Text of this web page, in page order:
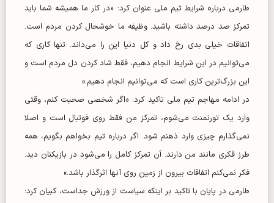
طارمی درباره شرایط تیم ملی عنوان کرد: «در کار ما همیشه شما باید
تمرکز صد درصد داشته باشید. وظیفه ما خوشحال کردن مردم است.
اتفاقات خیلی بدی رخ داد و کل دنیا این را می‌داند. تنها کاری که
می‌توانیم در این شرایط انجام دهیم، فقط شاد کردن دل مردم است و
این بزرگ‌ترین کاری است که می‌توانیم انجام دهیم.»
در ادامه مهاجم تیم ملی تاکید کرد: «اگر شخصی صحبت کنم، وقتی
وارد یک تورنمنت می‌شوم، تمرکز من فقط روی فوتبال است و اصلا
نمی‌گذارم چیزی وارد ذهنم شود. اگر درباره تیم بخواهم بگویم، همه
طرز فکری مانند من دارند. آن تمرکز کامل را می‌شود در بازیکنان دید.
فکر نمی‌کنم اتفاقات بیرون از زمین روی آنها اثرگذار باشد.»
طارمی در پایان با تاکید بر اینکه سیاست از ورزش جداست، کبیان کرد: